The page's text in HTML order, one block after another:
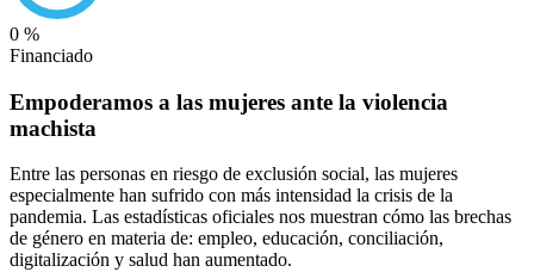
0 %
Financiado
Empoderamos a las mujeres ante la violencia
machista
Entre las personas en riesgo de exclusión social, las mujeres
especialmente han sufrido con más intensidad la crisis de la
pandemia. Las estadísticas oficiales nos muestran cómo las brechas
de género en materia de: empleo, educación, conciliación,
digitalización y salud han aumentado.